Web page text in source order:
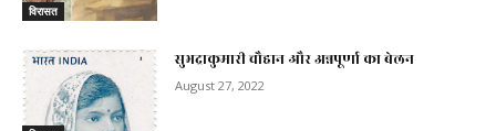
विरासत
सुभद्राकुमारी चौहान और अन्नपूर्णा का बेलन
August 27, 2022